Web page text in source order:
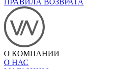
ПРАВИЛА ВОЗВРАТА
О КОМПАНИИ
О НАС